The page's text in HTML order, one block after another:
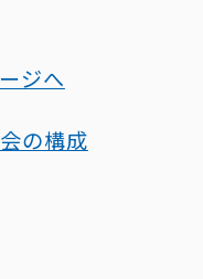
ジへ
の構成